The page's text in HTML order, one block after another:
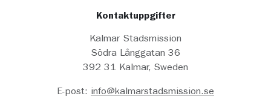
Kontaktuppgifter
Kalmar Stadsmission
Södra Långgatan 36
392 31 Kalmar, Sweden
E-post: info@kalmarstadsmission.se